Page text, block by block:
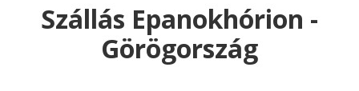
Repülőjegy
pénzvisszatérítéssel
Szállás Epanokhórion -
Görögország